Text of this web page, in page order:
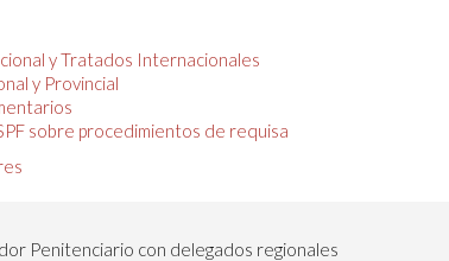
y Tratados Internacionales
y Provincial
sobre procedimientos de requisa
Penitenciario con delegados regionales